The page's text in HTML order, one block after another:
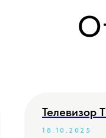
Телевизор
18.10.2025